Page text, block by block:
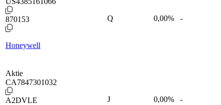
870153
Honeywell
Q 0,00% -
Aktie
CA7847301032
A2DVLE J 0,00% -